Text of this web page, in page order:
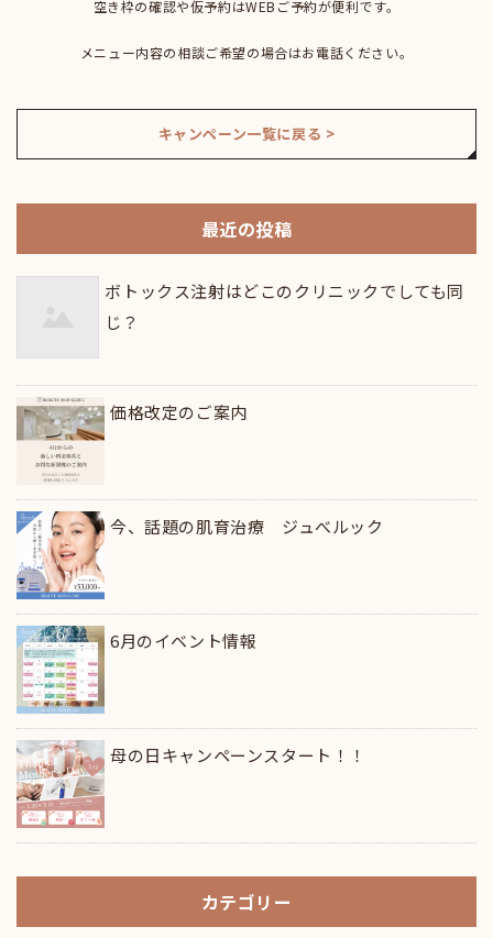
空き枠の確認や仮予約はWEBご予約が便利です。
メニュー内容の相談ご希望の場合はお電話ください。
キャンペーン一覧に戻る >
最近の投稿
ボトックス注射はどこのクリニックでしても同
じ？
価格改定のご案内
今、話題の肌育治療 ジュべルック
6月のイベント情報
母の日キャンペーンスタート！！
カテゴリー